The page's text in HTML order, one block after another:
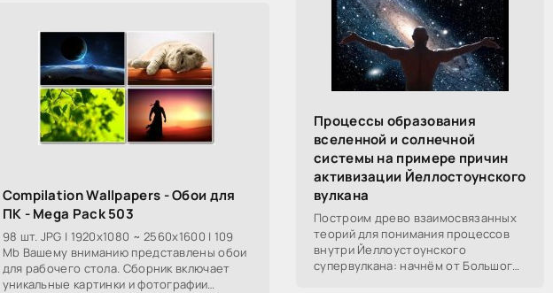
Compilation Wallpapers - Обои для
ПК - Mega Pack 503
98 шт. JPG | 1920x1080 ~ 2560x1600 | 109
Mb Вашему вниманию представлены обои
для рабочего стола. Сборник включает
уникальные картинки и фотографии
Процессы образования
вселенной и солнечной
системы на примере причин
активизации Йеллостоунского
вулкана
Построим древо взаимосвязанных
теорий для понимания процессов
внутри Йеллоустоунского
супервулкана: начнём от Большого